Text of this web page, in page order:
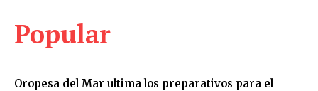
Popular
Oropesa del Mar ultima los preparativos para el